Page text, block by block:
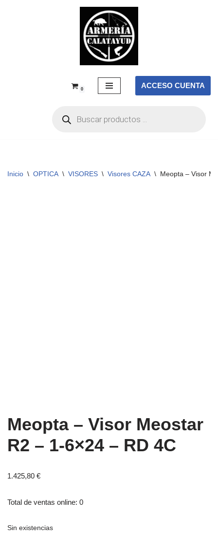
0 ACCESO CUENTA
Inicio \ OPTICA \ VISORES \ Visores CAZA \ Meopta – Visor
Meopta – Visor Meostar
R2 – 1-6×24 – RD 4C
1.425,80 €
Total de ventas online: 0
Sin existencias